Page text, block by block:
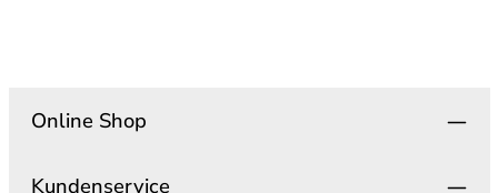
Online Shop
Kundenservice